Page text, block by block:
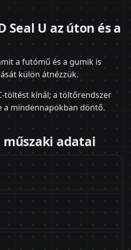
Seal U az úton és a
a futómű és a gumik is
külön átnézzük.
töltést kínál; a töltőrendszer
a mindennapokban döntő.
műszaki adatai